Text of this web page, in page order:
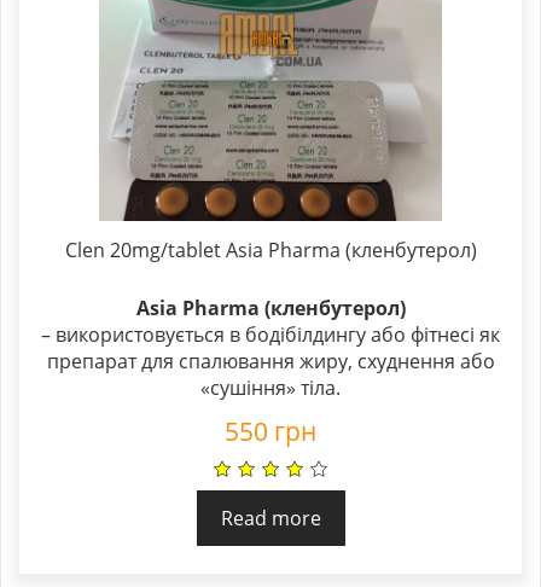
Clen 20mg/tablet Asia Pharma (кленбутерол)
Asia Pharma (кленбутерол)
– використовується в бодібілдингу або фітнесі як
препарат для спалювання жиру, схуднення або
«сушіння» тіла.
550 грн
Read more